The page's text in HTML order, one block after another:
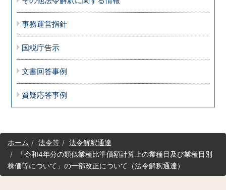
事務運営指針
国税庁告示
文書回答事例
質疑応答事例
サ
イ
マ
ホーム 法令等
法令解釈通達
「令和4年分の類似業種比準価額計算上の業種目及び業種目別
株価等について」の一部改正について（法令解釈通達）